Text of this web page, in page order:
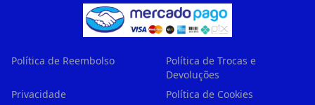
Política de Reembolso
Política de Trocas e
Devoluções
Privacidade
Política de Cookies